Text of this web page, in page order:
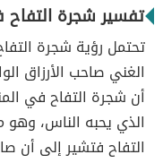
تفسير شجرة التفاح
تحتمل رؤية شجرة
الغني صاحب الأرزاق
أن شجرة التفاح في
الذي يحبه الناس،
التفاح فتشير إلى أن